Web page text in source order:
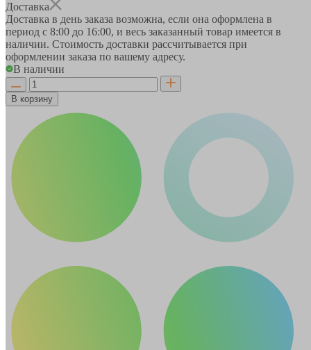
Доставка
Доставка в день заказа возможна, если она оформлена в
период с 8:00 до 16:00, и весь заказанный товар имеется в
наличии. Стоимость доставки рассчитывается при
оформлении заказа по вашему адресу.
В наличии
В корзину